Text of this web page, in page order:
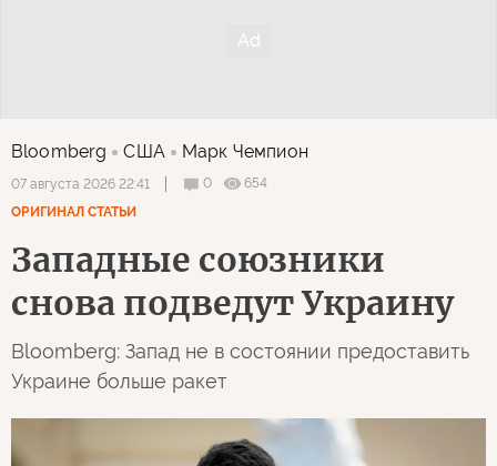
Bloomberg США Марк Чемпион
07 августа 2026 22:41 0
654
ОРИГИНАЛ СТАТЬИ
Западные союзники
снова подведут Украину
Bloomberg: Запад не в состоянии предоставить
Украине больше ракет